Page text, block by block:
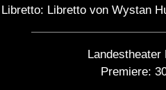
Libretto: Libretto von Wystan
Landestheater
Premiere: